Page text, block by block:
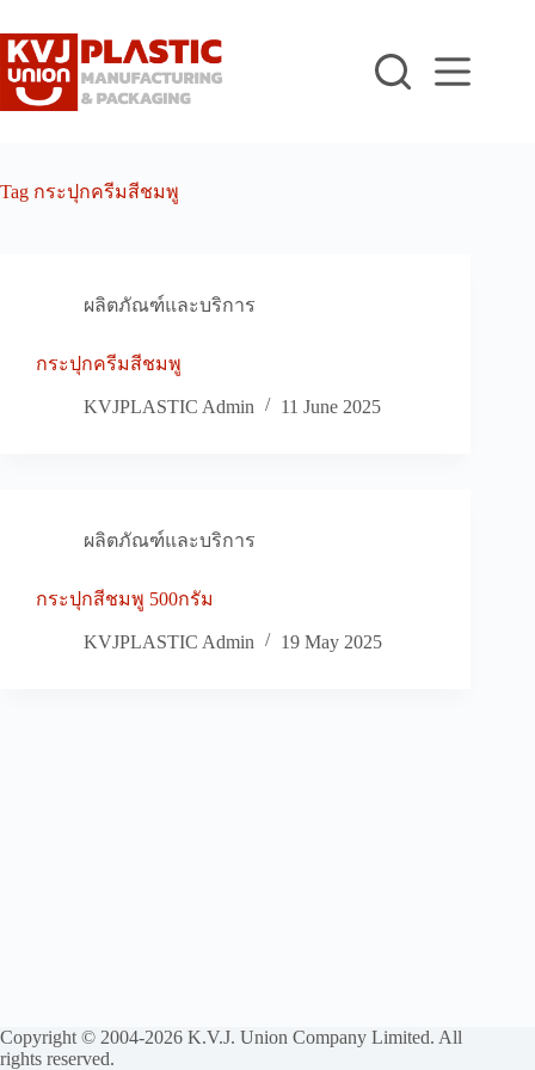
to
content
Tag กระปุกครีมสีชมพู
ผลิตภัณฑ์และบริการ
กระปุกครีมสีชมพู
KVJPLASTIC Admin 11 June 2025
ผลิตภัณฑ์และบริการ
กระปุกสีชมพู 500กรัม
KVJPLASTIC Admin 19 May 2025
Copyright © 2004-2026 K.V.J. Union Company Limited. All
rights reserved.